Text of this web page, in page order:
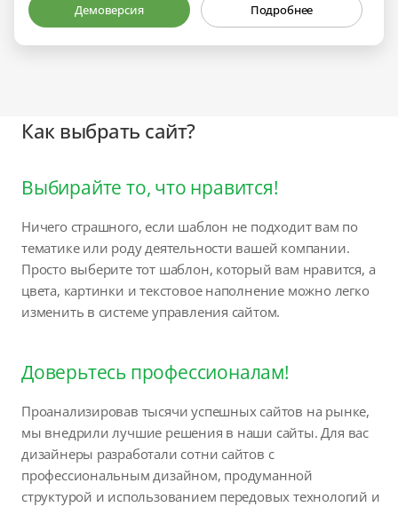
Демоверсия Подробнее
Как выбрать сайт?
Выбирайте то, что нравится!
Ничего страшного, если шаблон не подходит вам по
тематике или роду деятельности вашей компании.
Просто выберите тот шаблон, который вам нравится, а
цвета, картинки и текстовое наполнение можно легко
изменить в системе управления сайтом.
Доверьтесь профессионалам!
Проанализировав тысячи успешных сайтов на рынке,
мы внедрили лучшие решения в наши сайты. Для вас
дизайнеры разработали сотни сайтов с
профессиональным дизайном, продуманной
структурой и использованием передовых технологий и